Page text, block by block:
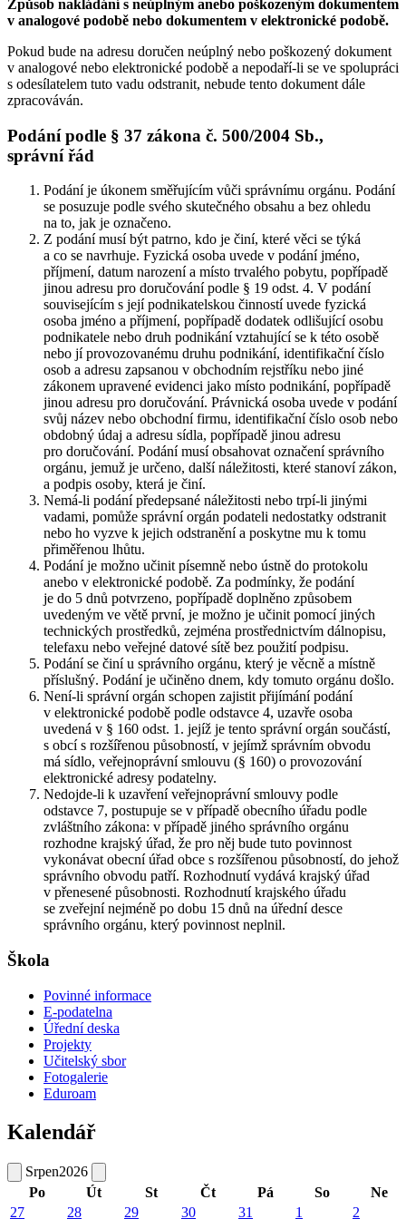
Způsob nakládání s neúplným anebo poškozeným dokumentem
v analogové podobě nebo dokumentem v elektronické podobě.
Pokud bude na adresu doručen neúplný nebo poškozený dokument
v analogové nebo elektronické podobě a nepodaří-li se ve spolupráci
s odesílatelem tuto vadu odstranit, nebude tento dokument dále
zpracováván.
Podání podle § 37 zákona č. 500/2004 Sb.,
správní řád
Podání je úkonem směřujícím vůči správnímu orgánu. Podání
se posuzuje podle svého skutečného obsahu a bez ohledu
na to, jak je označeno.
Z podání musí být patrno, kdo je činí, které věci se týká
a co se navrhuje. Fyzická osoba uvede v podání jméno,
příjmení, datum narození a místo trvalého pobytu, popřípadě
jinou adresu pro doručování podle § 19 odst. 4. V podání
souvisejícím s její podnikatelskou činností uvede fyzická
osoba jméno a příjmení, popřípadě dodatek odlišující osobu
podnikatele nebo druh podnikání vztahující se k této osobě
nebo jí provozovanému druhu podnikání, identifikační číslo
osob a adresu zapsanou v obchodním rejstříku nebo jiné
zákonem upravené evidenci jako místo podnikání, popřípadě
jinou adresu pro doručování. Právnická osoba uvede v podání
svůj název nebo obchodní firmu, identifikační číslo osob nebo
obdobný údaj a adresu sídla, popřípadě jinou adresu
pro doručování. Podání musí obsahovat označení správního
orgánu, jemuž je určeno, další náležitosti, které stanoví zákon,
a podpis osoby, která je činí.
Nemá-li podání předepsané náležitosti nebo trpí-li jinými
vadami, pomůže správní orgán podateli nedostatky odstranit
nebo ho vyzve k jejich odstranění a poskytne mu k tomu
přiměřenou lhůtu.
Podání je možno učinit písemně nebo ústně do protokolu
anebo v elektronické podobě. Za podmínky, že podání
je do 5 dnů potvrzeno, popřípadě doplněno způsobem
uvedeným ve větě první, je možno je učinit pomocí jiných
technických prostředků, zejména prostřednictvím dálnopisu,
telefaxu nebo veřejné datové sítě bez použití podpisu.
Podání se činí u správního orgánu, který je věcně a místně
příslušný. Podání je učiněno dnem, kdy tomuto orgánu došlo.
Není-li správní orgán schopen zajistit přijímání podání
v elektronické podobě podle odstavce 4, uzavře osoba
uvedená v § 160 odst. 1. jejíž je tento správní orgán součástí,
s obcí s rozšířenou působností, v jejímž správním obvodu
má sídlo, veřejnoprávní smlouvu (§ 160) o provozování
elektronické adresy podatelny.
Nedojde-li k uzavření veřejnoprávní smlouvy podle
odstavce 7, postupuje se v případě obecního úřadu podle
zvláštního zákona: v případě jiného správního orgánu
rozhodne krajský úřad, že pro něj bude tuto povinnost
vykonávat obecní úřad obce s rozšířenou působností, do jehož
správního obvodu patří. Rozhodnutí vydává krajský úřad
v přenesené působnosti. Rozhodnutí krajského úřadu
se zveřejní nejméně po dobu 15 dnů na úřední desce
správního orgánu, který povinnost neplnil.
Škola
Povinné informace
E-podatelna
Úřední deska
Projekty
Učitelský sbor
Fotogalerie
Eduroam
Kalendář
Srpen2026
Po
Út St Čt Pá So
Ne
27
28
29
30
31
1
2